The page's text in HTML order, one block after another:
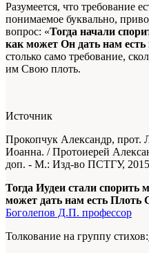
Разумеется, что требование
понимаемое буквально,
вопрос: «Тогда начали
как может Он дать нам есть
столько само требование,
им Свою плоть.
Источник
Прокопчук Александр, прот.
Иоанна. / Протоиерей
доп. - М.: Изд-во ПСТГУ,
Тогда Иудеи стали спорить
может дать нам есть Плоть
Боголепов Д.П. профессор
Толкование на группу стихов: